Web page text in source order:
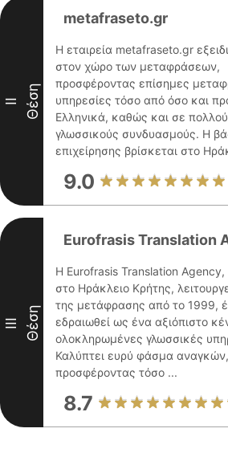
II Θέση
metafraseto.gr
Η εταιρεία metafraseto.gr
στον χώρο των μεταφράσεων,
προσφέροντας επίσημες
υπηρεσίες τόσο από όσο και
Ελληνικά, καθώς και σε
γλωσσικούς συνδυασμούς. Η
επιχείρησης βρίσκεται στο
9.0
III Θέση
Eurofrasis Translation
Η Eurofrasis Translation Agency,
στο Ηράκλειο Κρήτης,
της μετάφρασης από το 1999,
εδραιωθεί ως ένα αξιόπιστο
ολοκληρωμένες γλωσσικές
Καλύπτει ευρύ φάσμα αναγκών,
προσφέροντας τόσο ...
8.7